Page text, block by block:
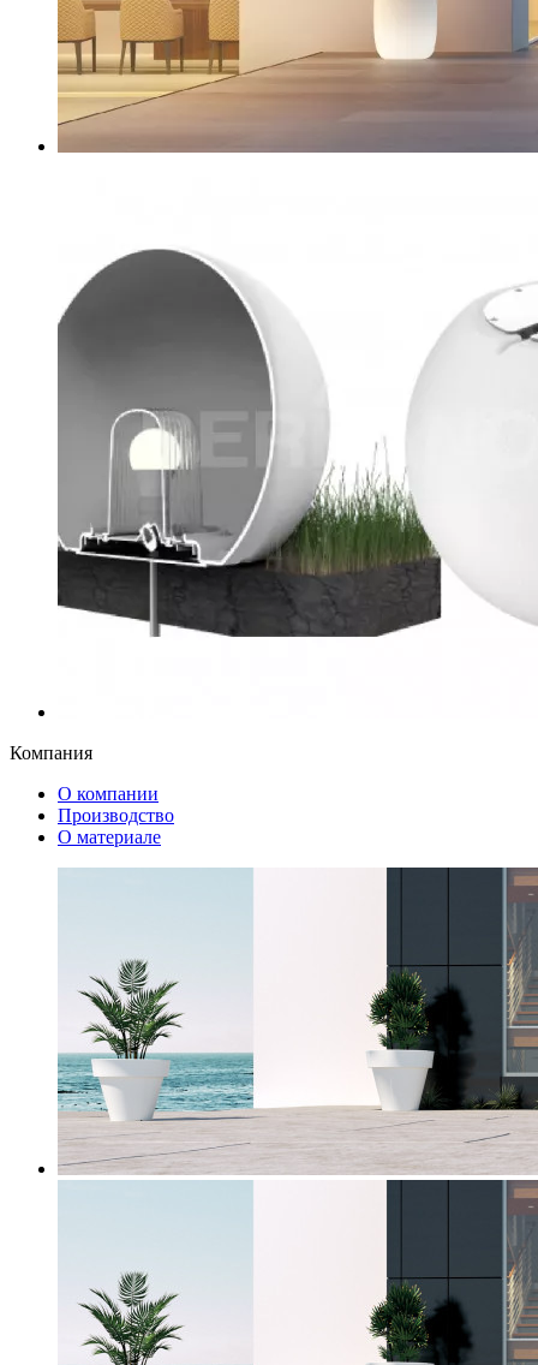
Компания
О компании
Производство
О материале